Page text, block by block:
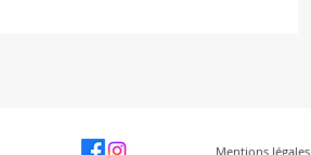
Mentions légales